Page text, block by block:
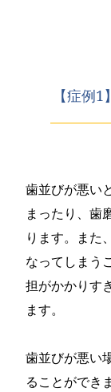
【症例
歯並びが悪い
まったり、歯
ります。また
なってしまう
担がかかりす
ます。
歯並びが悪い
ることができ